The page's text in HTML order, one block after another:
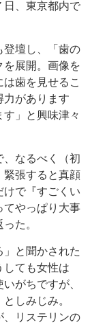
日、東京都内で
壇し、「歯の
を展開。画像を
歯を見せるこ
力があります
」と興味津々
なるべく（初
緊張すると真顔
けで『すごくい
てやっぱり大事
た。
と聞かされた
しても女性は
がちですが、
しみじみ。
、リステリンの